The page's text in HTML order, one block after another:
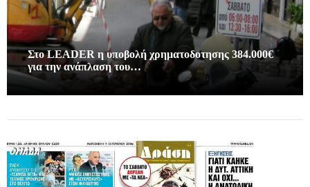
Στο LEADER η υποβολή χρηματοδοτησης 384.000€
για την ανάπλαση του…